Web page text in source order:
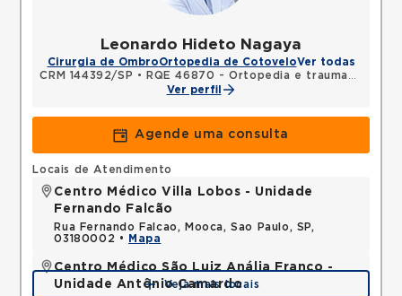
Leonardo Hideto Nagaya
Cirurgia de OmbroOrtopedia de CotoveloVer todas
CRM 144392/SP •
RQE 46870 - Ortopedia e traumatologia
Ver perfil
Agende uma consulta
Locais de Atendimento
Centro Médico Villa Lobos - Unidade
Fernando Falcão
Rua Fernando Falcao, Mooca, Sao Paulo, SP,
03180002 •
Mapa
Centro Médico São Luiz Anália Franco -
Unidade Antônio Camardo
Veja mais locais